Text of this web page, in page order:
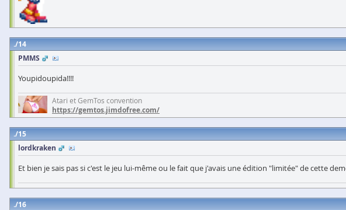
14
PMMS
Youpidoupida!!!!
Atari et GemTos convention
https://gemtos.jimdofree.com/
15
lordkraken
Et bien je sais pas si c'est le jeu lui-même ou le fait que j'avais une édition "limitée" de cette
16